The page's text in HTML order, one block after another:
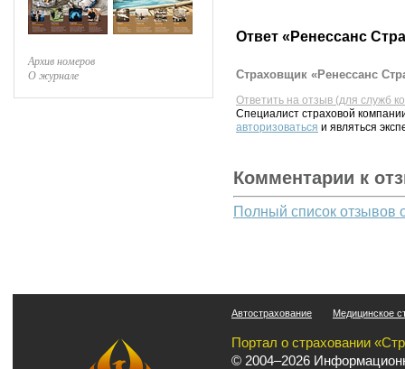
Архив номеров
О журнале
Ответ «Ренессанс
Страховщик «Ренессанс
Ответить на отзыв (для служб
Специалист страховой
авторизоваться и являться
Комментарии к
Полный список отзывов
Автострахование Медицинское
Портал о страховании
© 2004–2026